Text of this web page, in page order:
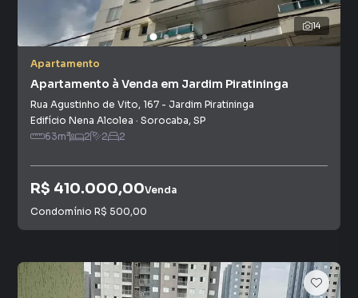
14
Apartamento
Apartamento à Venda em Jardim Piratininga
Rua Agustinho de Vito, 167 - Jardim Piratininga
Edifício Nena Alcolea · Sorocaba, SP
63m² 2 2 2
R$ 410.000,00Venda
Condomínio R$ 500,00